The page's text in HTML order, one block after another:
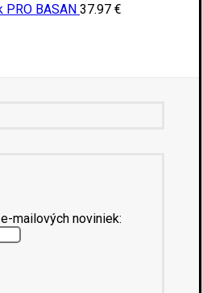
BASAN 37.97 €
mailových noviniek: